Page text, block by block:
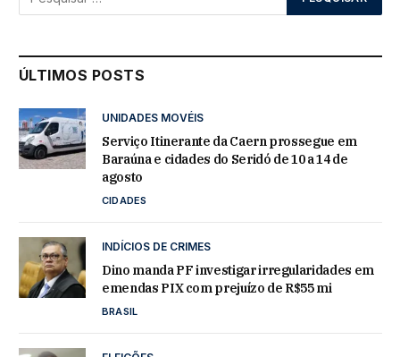
ÚLTIMOS POSTS
UNIDADES MOVÉIS
Serviço Itinerante da Caern prossegue em
Baraúna e cidades do Seridó de 10 a 14 de
agosto
CIDADES
INDÍCIOS DE CRIMES
Dino manda PF investigar irregularidades em
emendas PIX com prejuízo de R$55 mi
BRASIL